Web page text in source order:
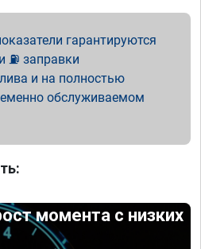
гарантируются
⛽ заправки
и на полностью
обслуживаемом
момента с низких